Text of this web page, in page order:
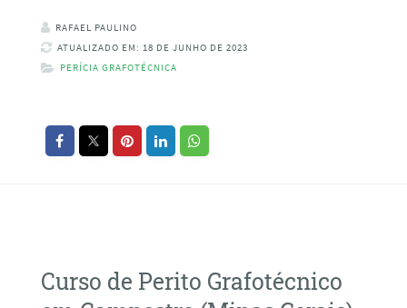
RAFAEL PAULINO
ATUALIZADO EM: 18 DE JUNHO DE 2023
PERÍCIA GRAFOTÉCNICA
Curso de Perito Grafotécnico